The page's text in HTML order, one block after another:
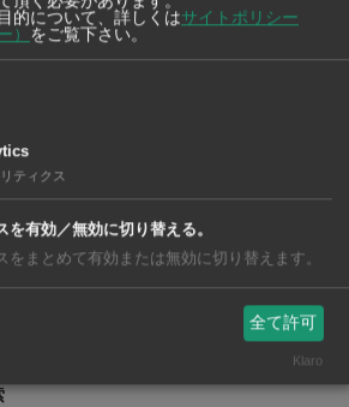
バンコクの歯医者さ
的について、詳しくはサイトポリシー
）
をご覧下さい。
ティクス
を有効／無効に切り替える。
をまとめて有効または無効に切り替えます。
全て許可
Klaro